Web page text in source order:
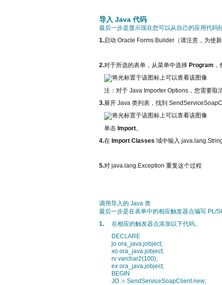
导入 Java 代码
最后一步是显示现在您可以从自己的应用代码
1.启动 Oracle Forms Builder（请注意，为使
2.对于所选的表单，从菜单中选择 Program
注：对于 Java Importer Options，您需要取
3.展开 Java 类列表，找到
单击 Import。
4.在 Import Classes 域中输入
5.对 java.lang.Exception 重复这个过程
调用导入的 Java 类
最后一步是在表单中的相应触发器点编写 PL/
1.
在相应的触发器点添加以下代码。
DECLARE
jo ora_java.jobject;
xo ora_java.jobject;
rv varchar2(100);
ex ora_java.jobject;
BEGIN
JO := SendServiceSoapClient.new;